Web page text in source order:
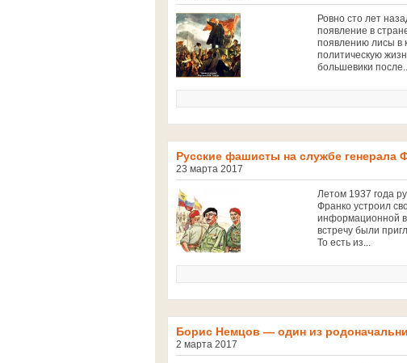
Ровно сто лет
появление в
появлению лисы в
политическую
большевики
Русские фашисты на службе генерала
23 марта 2017
Летом 1937 года
Франко устроил
информационной
встречу были
То есть из...
Борис Немцов — один из
2 марта 2017